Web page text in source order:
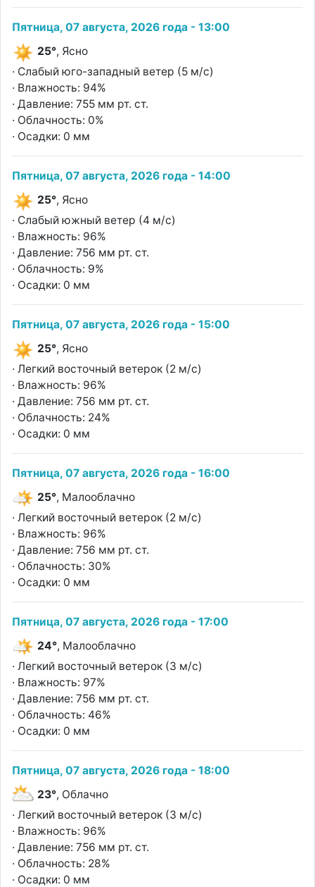
Пятница, 07 августа, 2026 года - 13:00
25°, Ясно
· Слабый юго-западный ветер (5 м/с)
· Влажность: 94%
· Давление: 755 мм рт. ст.
· Облачность: 0%
· Осадки: 0 мм
Пятница, 07 августа, 2026 года - 14:00
25°, Ясно
· Слабый южный ветер (4 м/с)
· Влажность: 96%
· Давление: 756 мм рт. ст.
· Облачность: 9%
· Осадки: 0 мм
Пятница, 07 августа, 2026 года - 15:00
25°, Ясно
· Легкий восточный ветерок (2 м/с)
· Влажность: 96%
· Давление: 756 мм рт. ст.
· Облачность: 24%
· Осадки: 0 мм
Пятница, 07 августа, 2026 года - 16:00
25°, Малооблачно
· Легкий восточный ветерок (2 м/с)
· Влажность: 96%
· Давление: 756 мм рт. ст.
· Облачность: 30%
· Осадки: 0 мм
Пятница, 07 августа, 2026 года - 17:00
24°, Малооблачно
· Легкий восточный ветерок (3 м/с)
· Влажность: 97%
· Давление: 756 мм рт. ст.
· Облачность: 46%
· Осадки: 0 мм
Пятница, 07 августа, 2026 года - 18:00
23°, Облачно
· Легкий восточный ветерок (3 м/с)
· Влажность: 96%
· Давление: 756 мм рт. ст.
· Облачность: 28%
· Осадки: 0 мм